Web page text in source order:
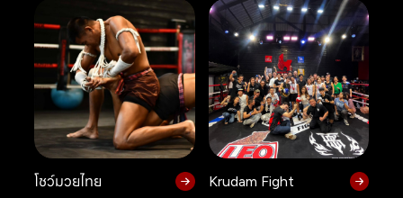
โชว์มวยไทย Krudam Fight